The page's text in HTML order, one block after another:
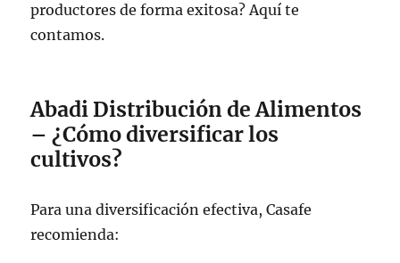
productores de forma exitosa? Aquí te
contamos.
Abadi Distribución de Alimentos
– ¿Cómo diversificar los
cultivos?
Para una diversificación efectiva, Casafe
recomienda: